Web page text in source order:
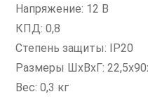
Напряжение: 12 В
КПД: 0,8
Степень защиты: IP20
Размеры ШxВxГ:
Вес: 0,3 кг